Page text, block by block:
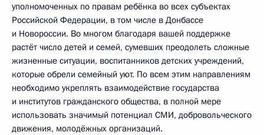
уполномоченных по правам ребёнка во всех субъектах
Российской Федерации, в том числе в Донбассе
и Новороссии. Во многом благодаря вашей поддержке
растёт число детей и семей, сумевших преодолеть сложные
жизненные ситуации, воспитанников детских учреждений,
которые обрели семейный уют. По всем этим направлениям
необходимо укреплять взаимодействие государства
и институтов гражданского общества, в полной мере
использовать значимый потенциал СМИ, добровольческого
движения, молодёжных организаций.